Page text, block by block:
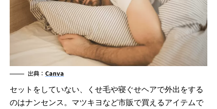
出典： Canva
セットをしていない、くせ毛や寝ぐせヘアで外出をする
のはナンセンス。マツキヨなど市販で買えるアイテムで